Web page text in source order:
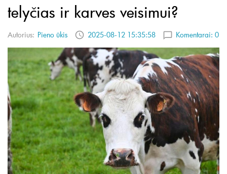
telyčias ir karves veisimui?
Autorius: Pieno ūkis 2025-08-12 15:35:58 Komentarai: 0